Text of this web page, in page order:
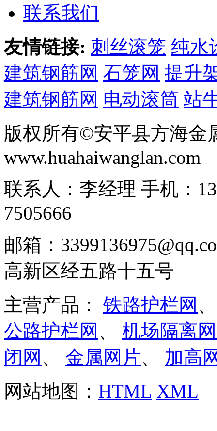
联系我们
友情链接: 刺丝滚笼 纯水
建筑钢筋网 石笼网 提升
建筑钢筋网 电动滚筒 站
版权所有©安平县方海金
www.huahaiwanglan.com
联系人：李经理 手机：
7505666
邮箱：
高新区经五路十五号
主营产品： 铁路护栏网
公路护栏网 、 机场隔离网
闭网 、 金属网片、 加高
网站地图： HTML XML